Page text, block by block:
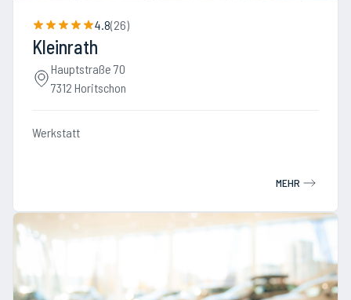
4.8(26)
Kleinrath
Hauptstraße 70
7312 Horitschon
Werkstatt
MEHR